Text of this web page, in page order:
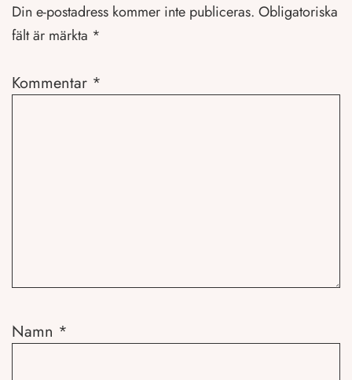
Din e-postadress kommer inte publiceras. Obligatoriska
fält är märkta *
Kommentar *
Namn *